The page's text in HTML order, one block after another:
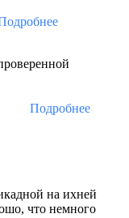
Подробнее
на ихней
что немного